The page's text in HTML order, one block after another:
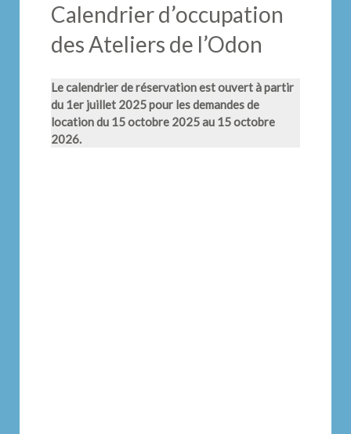
Calendrier d’occupation
des Ateliers de l’Odon
Le calendrier de réservation est ouvert à partir
du 1er juillet 2025 pour les demandes de
location du 15 octobre 2025 au 15 octobre
2026.